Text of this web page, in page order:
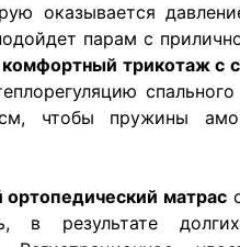
оказывается
парам с
трикотаж с
чтобы пружины
ортопедический матрас
в результате